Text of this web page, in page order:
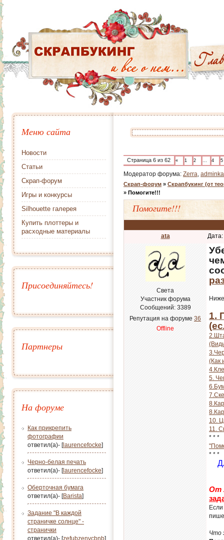
Меню сайта
Новости
Статьи
Скрап-форум
Игры и конкурсы
Silhouette галерея
Купить плоттеры и
расходные материалы
Присоединяйтесь!
Партнеры
На форуме
Как прикрепить
фотографии
ответил(а)- [laurencefocke]
Черно-белая печать
ответил(а)- [laurencefocke]
Оберточная бумага
ответил(а)- [Barista]
Задание "В каждой
страничке солнце" -
странички
ответил(а)- [zefubzenvcbnb]
Страница 6 из 62 « 1 2 … 4 5
Модератор форума: Zerra, adminka
Скрап-форум » Скрапбукинг (от
» Помогите!!!
Помогите!!!
ata
Света
Участник форума
Сообщений: 3389
Репутация на форуме 36
Offline
1.
(Как
5.
10.
11.
* * *
* * *
От
Что